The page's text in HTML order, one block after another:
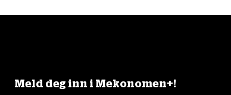
Meld deg inn i Mekonomen+!